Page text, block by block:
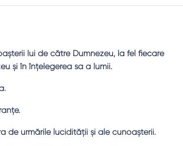
lui de către Dumnezeu, la fel fiecare
şi în înţelegerea sa a lumii.
de urmările lucidităţii şi ale cunoaşterii.